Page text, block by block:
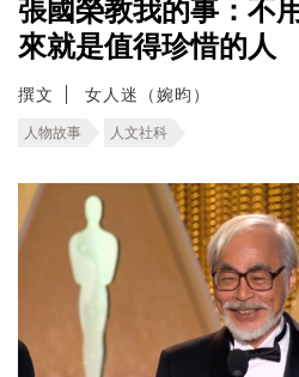
張國榮教我的事：不
來就是值得珍惜的人
撰文 女人迷（婉昀）
人物故事 人文社科